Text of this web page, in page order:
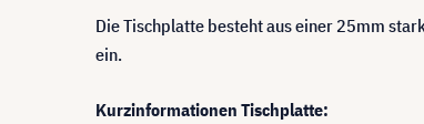
Die Tischplatte besteht aus einer 25mm
ein.
Kurzinformationen Tischplatte: